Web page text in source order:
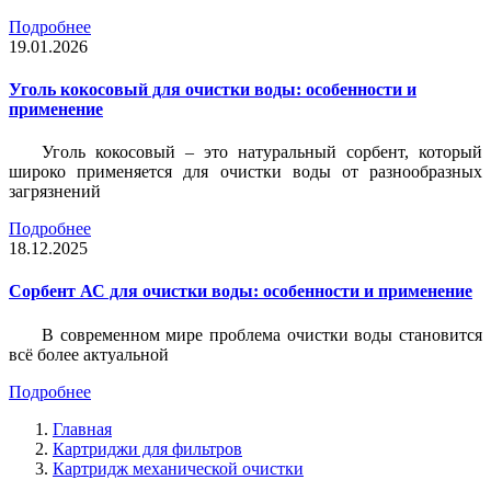
Подробнее
19.01.2026
Уголь кокосовый для очистки воды: особенности и
применение
Уголь кокосовый – это натуральный сорбент, который
широко применяется для очистки воды от разнообразных
загрязнений
Подробнее
18.12.2025
Сорбент АС для очистки воды: особенности и применение
В современном мире проблема очистки воды становится
всё более актуальной
Подробнее
Главная
Картриджи для фильтров
Картридж механической очистки